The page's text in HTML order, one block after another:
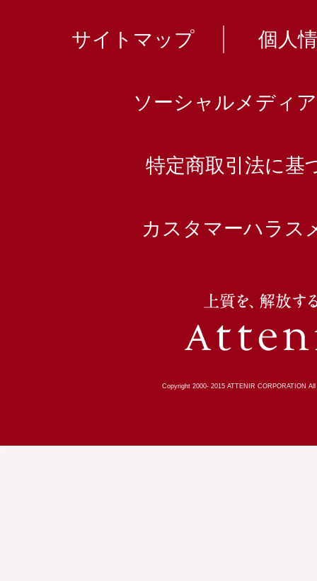
サイトマップ 個人
ソーシャルメディ
特定商取引法に基
カスタマーハラス
Copyright 2000- 2015ATTENIR CORPORATION